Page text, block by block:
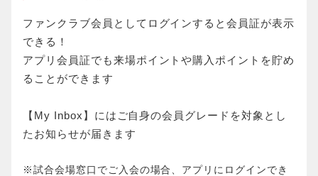
ファンクラブ会員としてログインすると会員証が表示
できる！
アプリ会員証でも来場ポイントや購入ポイントを貯め
ることができます
【My Inbox】にはご自身の会員グレードを対象とし
たお知らせが届きます
※試合会場窓口でご入会の場合、アプリにログインでき